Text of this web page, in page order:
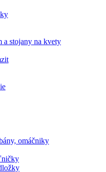
a stojany na kvety
omáčniky